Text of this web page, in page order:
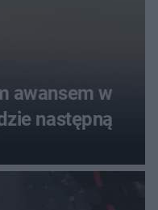
awansem w
następną